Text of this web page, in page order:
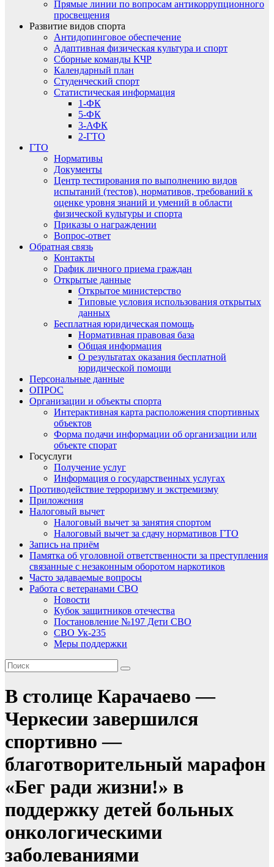
Прямые линии по вопросам антикоррупционного
просвещения
Развитие видов спорта
Антидопинговое обеспечение
Адаптивная физическая культура и спорт
Сборные команды КЧР
Календарный план
Студенческий спорт
Статистическая информация
1-ФК
5-ФК
3-АФК
2-ГТО
ГТО
Нормативы
Документы
Центр тестирования по выполнению видов
испытаний (тестов), нормативов, требований к
оценке уровня знаний и умений в области
физической культуры и спорта
Приказы о награждении
Вопрос-ответ
Обратная связь
Контакты
График личного приема граждан
Открытые данные
Открытое министерство
Типовые условия использования открытых
данных
Бесплатная юридическая помощь
Нормативная правовая база
Общая информация
О результатах оказания бесплатной
юридической помощи
Персональные данные
ОПРОС
Организации и объекты спорта
Интерактивная карта расположения спортивных
объектов
Форма подачи информации об организации или
объекте спорат
Госуслуги
Получение услуг
Информация о государственных услугах
Противодействие терроризму и экстремизму
Приложения
Налоговый вычет
Налоговый вычет за занятия спортом
Налоговый вычет за сдачу нормативов ГТО
Запись на приём
Памятка об уголовной ответственности за преступления
связанные с незаконным оборотом наркотиков
Часто задаваемые вопросы
Работа с ветеранами СВО
Новости
Кубок защитников отечества
Постановление №197 Дети СВО
СВО Ук-235
Меры поддержки
В столице Карачаево —
Черкесии завершился
спортивно —
благотворительный марафон
«Бег ради жизни!» в
поддержку детей больных
онкологическими
заболеваниями